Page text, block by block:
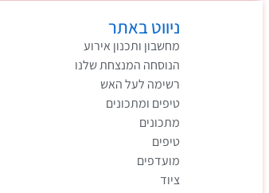
ניווט באתר
מחשבון ותכנון אירוע
הנוסחה המנצחת שלנו
רשימה לעל האש
טיפים ומתכונים
מתכונים
טיפים
מועדפים
ציוד